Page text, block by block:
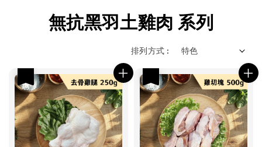
無抗黑羽土雞肉 系列
排列方式 :